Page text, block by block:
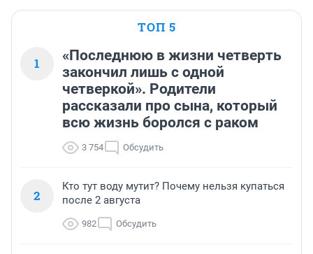
ТОП 5
1
«Последнюю в жизни четверть
закончил лишь с одной
четверкой». Родители
рассказали про сына, который
всю жизнь боролся с раком
3 754 Обсудить
2
Кто тут воду мутит? Почему нельзя купаться
после 2 августа
982 Обсудить